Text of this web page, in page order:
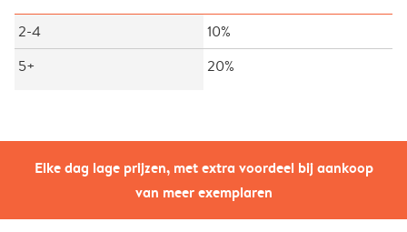
Elke dag lage prijzen, met extra voordeel bij aankoop
van meer exemplaren
2-4
10%
5+
20%